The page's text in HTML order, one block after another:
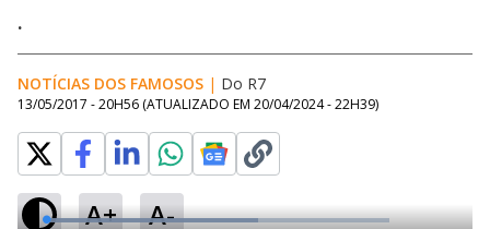
.
NOTÍCIAS DOS FAMOSOS | Do R7
13/05/2017 - 20H56 (ATUALIZADO EM 20/04/2024 - 22H39)
A+ A-
L